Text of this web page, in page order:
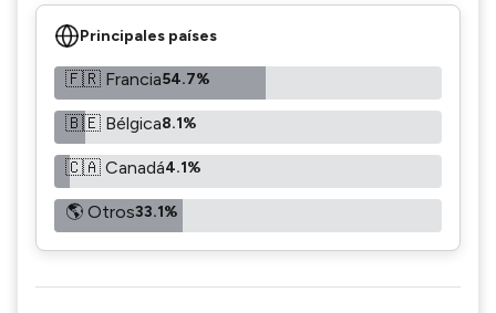
Principales países
🇫🇷 Francia54.7%
🇧🇪 Bélgica8.1%
🇨🇦 Canadá4.1%
🌎 Otros33.1%